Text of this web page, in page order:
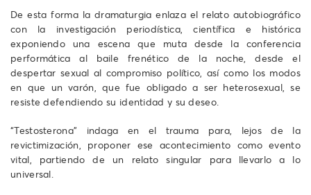
De esta forma la dramaturgia enlaza el relato autobiográfico
con la investigación periodística, científica e histórica
exponiendo una escena que muta desde la conferencia
performática al baile frenético de la noche, desde el
despertar sexual al compromiso político, así como los modos
en que un varón, que fue obligado a ser heterosexual, se
resiste defendiendo su identidad y su deseo.
“Testosterona” indaga en el trauma para, lejos de la
revictimización, proponer ese acontecimiento como evento
vital, partiendo de un relato singular para llevarlo a lo
universal.